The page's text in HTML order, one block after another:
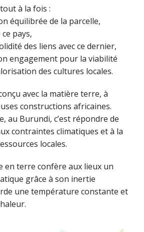
à la fois :
équilibrée de la parcelle,
pays,
des liens avec ce dernier,
engagement pour la viabilité
des cultures locales.
avec la matière terre, à
constructions africaines.
au Burundi, c’est répondre de
contraintes climatiques et à la
locales.
en terre confère aux lieux un
grâce à son inertie
une température constante et